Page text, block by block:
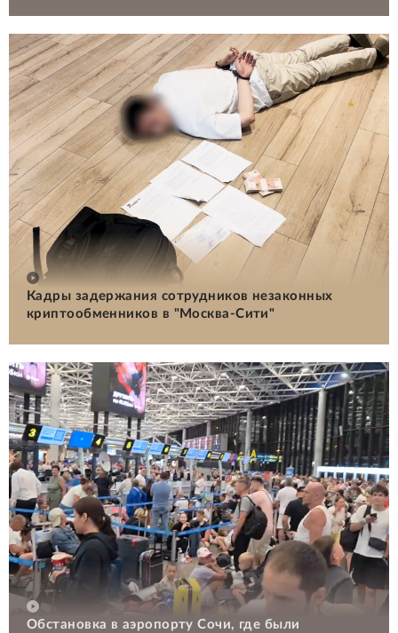
Кадры задержания сотрудников незаконных
криптообменников в "Москва-Сити"
Обстановка в аэропорту Сочи, где были